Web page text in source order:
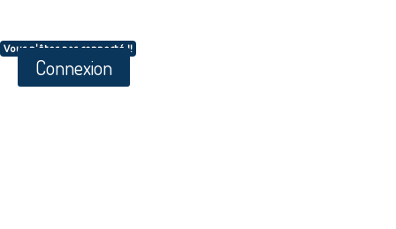
Vous n'êtes pas connecté !!
Connexion